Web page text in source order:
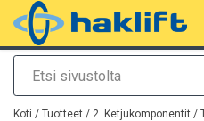
Etsi
Tuote lisätty tarjouspyyntöön
Koti / Tuotteet / 2. Ketjukomponentit /